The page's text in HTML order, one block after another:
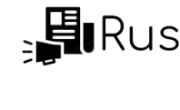
Перейти
содержимому